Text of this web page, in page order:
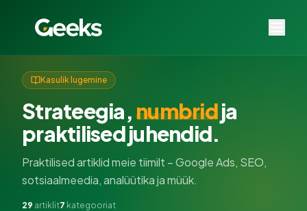
Kasulik lugemine
Strateegia,numbridja
praktilised juhendid.
Praktilised artiklid meie tiimilt – Google Ads, SEO,
sotsiaalmeedia, analüütika ja müük.
29 artiklit7 kategooriat